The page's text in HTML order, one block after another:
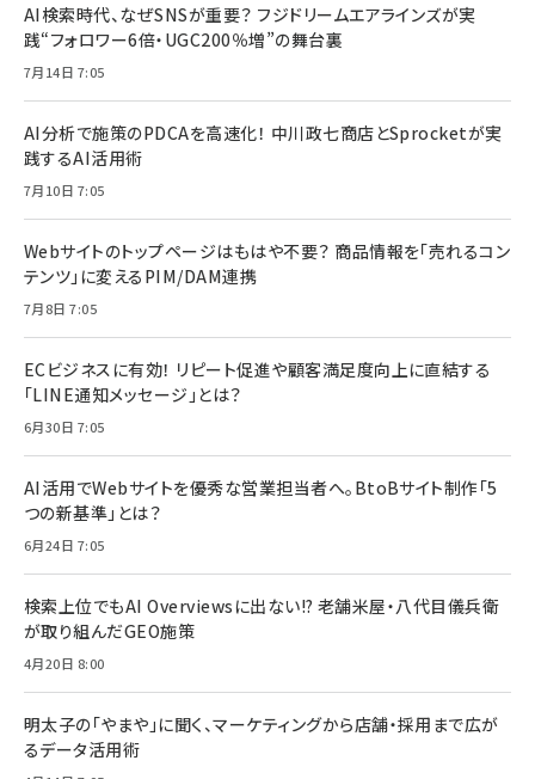
AI検索時代、なぜSNSが重要？ フジドリームエアラインズが実
践“フォロワー6倍・UGC200％増”の舞台裏
7月14日 7:05
AI分析で施策のPDCAを高速化！ 中川政七商店とSprocketが実
践するAI活用術
7月10日 7:05
Webサイトのトップページはもはや不要？ 商品情報を「売れるコン
テンツ」に変えるPIM/DAM連携
7月8日 7:05
ECビジネスに有効！ リピート促進や顧客満足度向上に直結する
「LINE通知メッセージ」とは？
6月30日 7:05
AI活用でWebサイトを優秀な営業担当者へ。BtoBサイト制作「5
つの新基準」とは？
6月24日 7:05
検索上位でもAI Overviewsに出ない!? 老舗米屋・八代目儀兵衛
が取り組んだGEO施策
4月20日 8:00
明太子の「やまや」に聞く、マーケティングから店舗・採用まで広が
るデータ活用術